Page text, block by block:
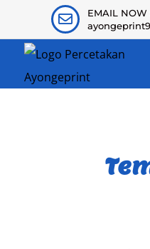
EMAIL NOW